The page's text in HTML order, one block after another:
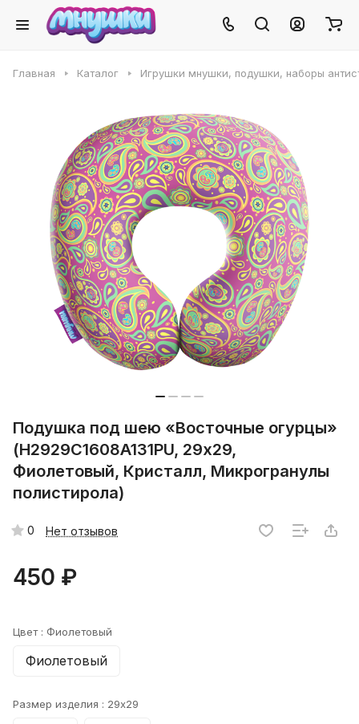
Главная Каталог Игрушки мнушки, подушки, наборы
Подушка под шею «Восточные огурцы»
(H2929C1608A131PU, 29х29,
Фиолетовый, Кристалл, Микрогранулы
полистирола)
0 Нет отзывов
450 ₽
Цвет : Фиолетовый
Фиолетовый
Размер изделия : 29x29